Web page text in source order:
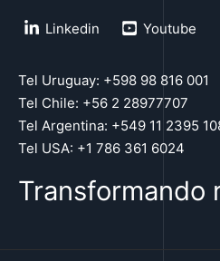
Linkedin Youtube
Tel Uruguay: +598 98 816 001
Tel Chile: +56 2 28977707
Tel Argentina: +549 11 2395
Tel USA: +1 786 361 6024
Transformando